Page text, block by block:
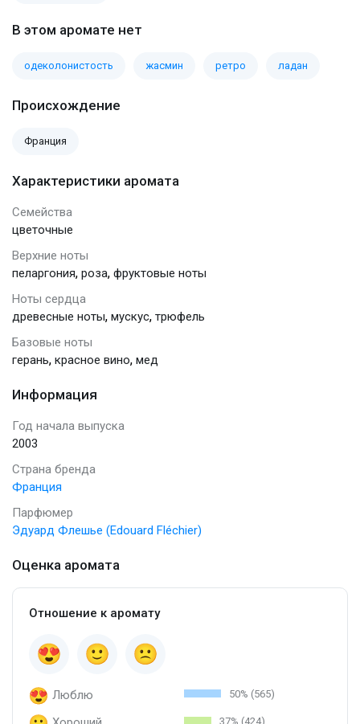
В этом аромате нет
одеколонистость жасмин ретро ладан
Происхождение
Франция
Характеристики аромата
Семейства
цветочные
Верхние ноты
пеларгония, роза, фруктовые ноты
Ноты сердца
древесные ноты, мускус, трюфель
Базовые ноты
герань, красное вино, мед
Информация
Год начала выпуска
2003
Страна бренда
Франция
Парфюмер
Эдуард Флешье (Edouard Fléchier)
Оценка аромата
Отношение к аромату
Люблю 50% (565)
37% (424)